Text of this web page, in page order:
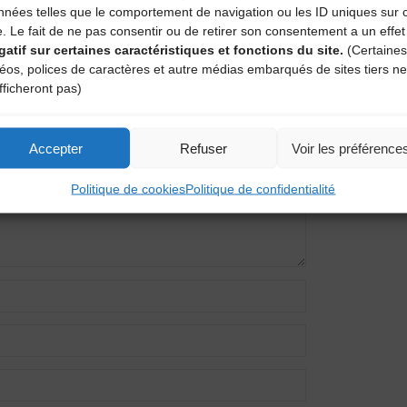
telles que le comportement de navigation ou les ID uniques sur
Le fait de ne pas consentir ou de retirer son consentement a un effet
sur certaines caractéristiques et fonctions du site. (Certaines
polices de caractères et autre médias embarqués de sites tiers ne
pas)
Accepter Refuser Voir les
Politique de cookiesPolitique de confidentialité
obligatoires sont indiqués avec